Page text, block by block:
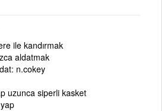
ile kandırmak
aldatmak
n.cokey
uzunca siperli kasket